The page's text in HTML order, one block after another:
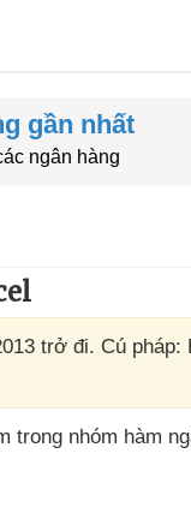
gần nhất
ngân hàng
trở đi. Cú pháp:
trong nhóm hàm